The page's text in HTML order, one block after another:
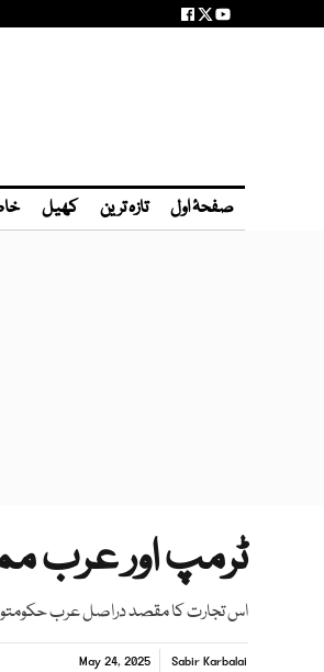
صفحۂ اول تازہ ترین کھیل
ٹرمپ اور عرب
اس تجارت کا مقصد دراصل عرب حکومتوں
Sabir Karbalai
May 24, 2025